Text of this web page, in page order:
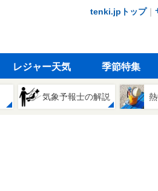
tenki.jpトップ｜
レジャー天気 季節特集
気象予報士の解説